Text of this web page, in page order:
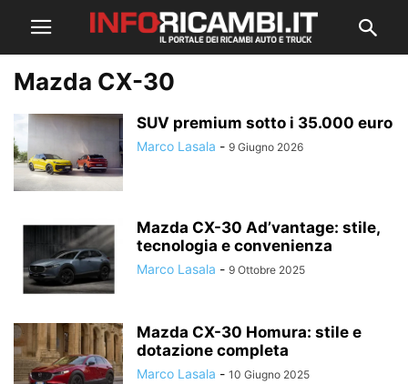
Mazda CX-30
SUV premium sotto i 35.000 euro
Marco Lasala - 9 Giugno 2026
Mazda CX-30 Ad’vantage: stile,
tecnologia e convenienza
Marco Lasala - 9 Ottobre 2025
Mazda CX-30 Homura: stile e
dotazione completa
Marco Lasala - 10 Giugno 2025